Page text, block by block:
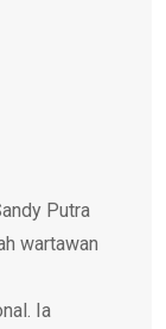
Putra
wartawan
Ia